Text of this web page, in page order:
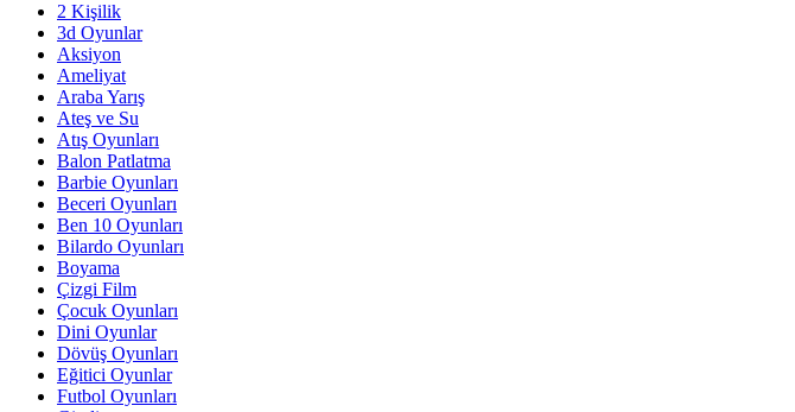
2 Kişilik
3d Oyunlar
Aksiyon
Ameliyat
Araba Yarış
Ateş ve Su
Atış Oyunları
Balon Patlatma
Barbie Oyunları
Beceri Oyunları
Ben 10 Oyunları
Bilardo Oyunları
Boyama
Çizgi Film
Çocuk Oyunları
Dini Oyunlar
Dövüş Oyunları
Eğitici Oyunlar
Futbol Oyunları